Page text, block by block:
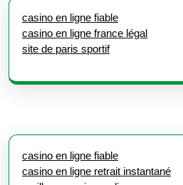
casino en ligne fiable
casino en ligne france légal
site de paris sportif
casino en ligne fiable
casino en ligne retrait instantané